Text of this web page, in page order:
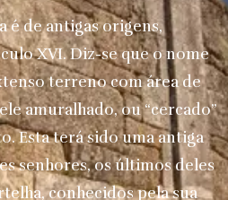
é de antigas origens,
XVI. Diz-se que o nome
terreno com área de
amuralhado, ou “cercado”
Esta terá sido uma antiga
senhores, os últimos deles
conhecidos pela sua